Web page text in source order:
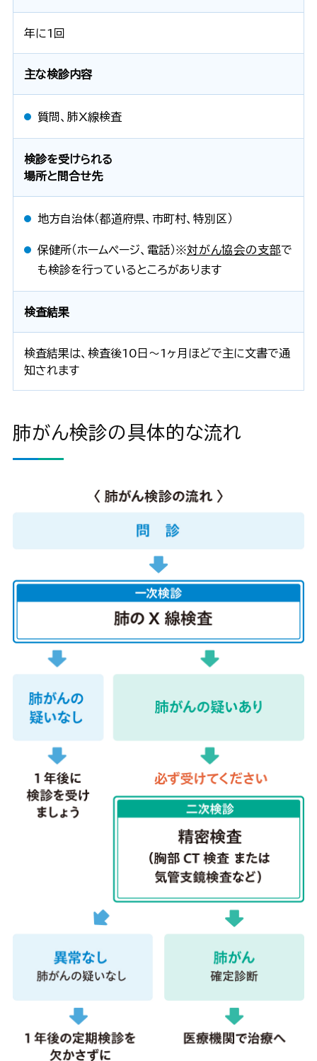
年に1回
主な検診内容
質問、肺X線検査
検診を受けられる
場所と問合せ先
地方自治体（都道府県、市町村、特別区）
保健所（ホームページ、電話）※対がん協会の支部で
も検診を行っているところがあります
検査結果
検査結果は、検査後10日～1ヶ月ほどで主に文書で通
知されます
肺がん検診の具体的な流れ